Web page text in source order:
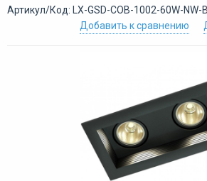
Артикул/Код: LX-GSD-COB-1002-60W-NW-
Добавить к сравнению